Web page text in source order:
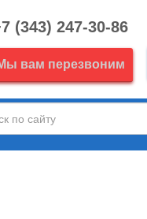
(343) 247-30-86
вам перезвоним